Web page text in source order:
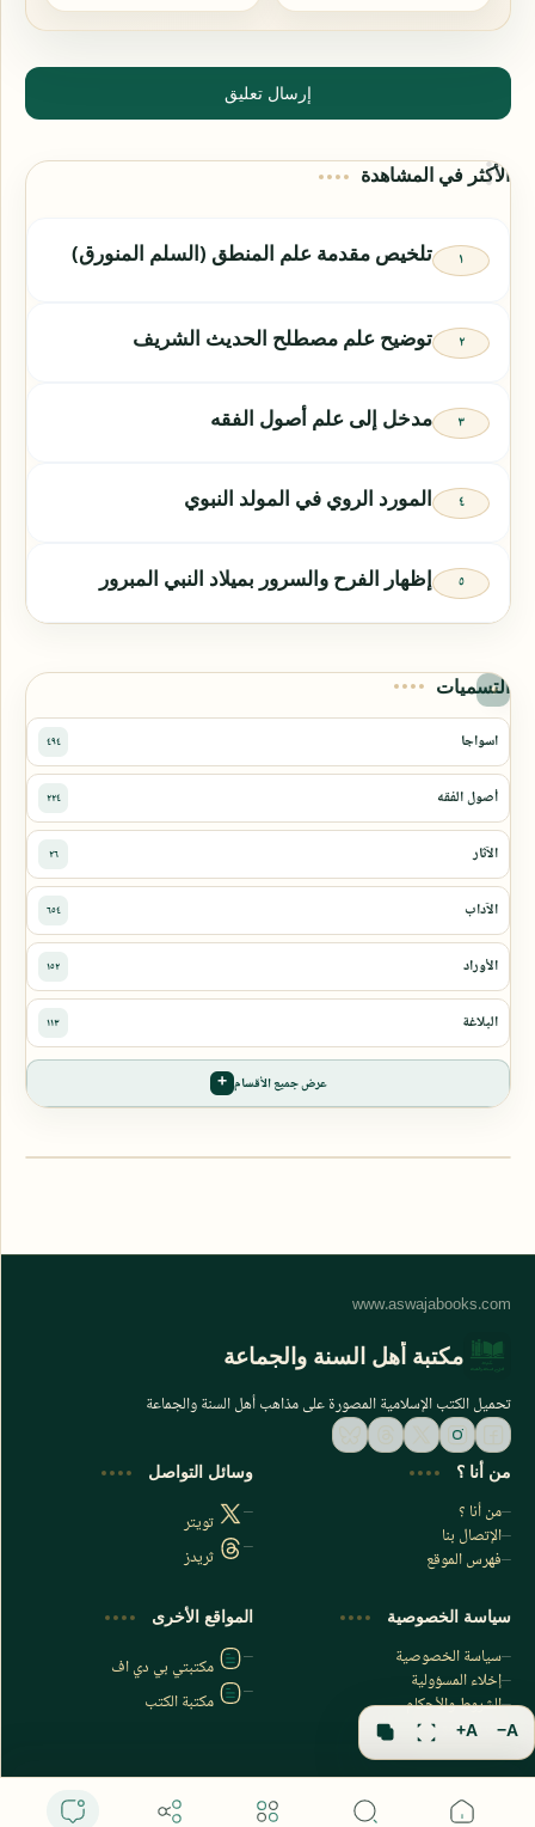
إرسال تعليق
الأكثر في المشاهدة
تلخيص مقدمة علم المنطق (السلم المنورق)
توضيح علم مصطلح الحديث الشريف
مدخل إلى علم أصول الفقه
المورد الروي في المولد النبوي
إظهار الفرح والسرور بميلاد النبي المبرور
التسميات
عرض جميع الأقسام
اشترك الآن
اشترك في قناتنا على تليجرام
مكتبة أهل السنة والجماعة
تحميل الكتب الإسلامية المصورة على مذاهب أهل السنة والجماعة
من أنا ؟
من أنا ؟
الإتصال بنا
فهرس الموقع
وسائل التواصل
تويتر
ثريدز
سياسة الخصوصية
سياسة الخصوصية
إخلاء المسؤولية
الشروط والأحكام
فهرس الموقع
المواقع الأخرى
مكتبتي بي دي اف
مكتبة الكتب
A−
A+